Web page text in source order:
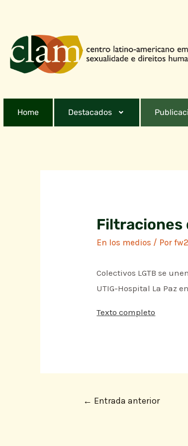
Home Destacados
Filtraciones
En los medios / Porfw2
Colectivos LGTB se
UTIG-Hospital La Paz
Texto completo
← Entrada anterior